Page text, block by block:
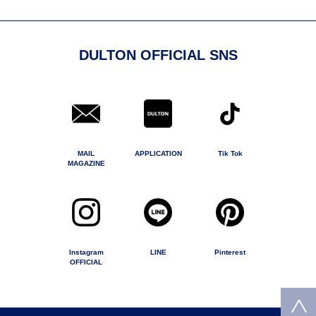
DULTON OFFICIAL SNS
MAIL
MAGAZINE
APPLICATION Tik Tok
Instagram
OFFICIAL
LINE Pinterest